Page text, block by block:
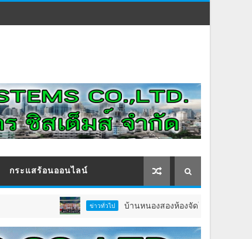
กระแสร้อนออนไลน์
ข่าวทั่วไป บ้านหนองสองห้องจัดใหญ่ “แห่เทียนพรรษา–ผ้าป่า